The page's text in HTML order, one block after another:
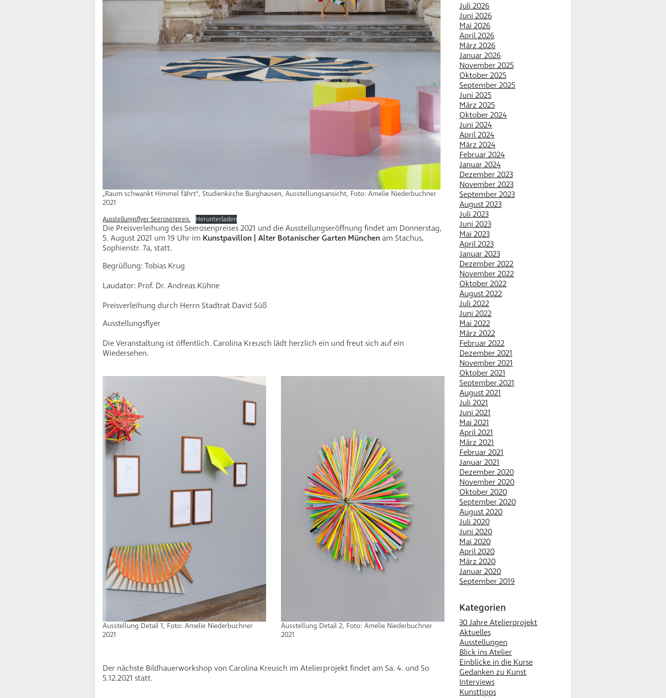
„Raum schwankt Himmel fährt“, Studienkirche Burghausen, Ausstellungsansicht, Foto: Amelie Niederbuchner
2021
Ausstellungsflyer Seerosenpreis Herunterladen
Die Preisverleihung des Seerosenpreises 2021 und die Ausstellungseröffnung findet am Donnerstag,
5. August 2021 um 19 Uhr im Kunstpavillon | Alter Botanischer Garten Münchenam Stachus,
Sophienstr. 7a, statt.
Begrüßung: Tobias Krug
Laudator: Prof. Dr. Andreas Kühne
Preisverleihung durch Herrn Stadtrat David Süß
Ausstellungsflyer
Die Veranstaltung ist öffentlich. Carolina Kreusch lädt herzlich ein und freut sich auf ein
Wiedersehen.
Ausstellung Detail 1, Foto: Amelie Niederbuchner
2021
Ausstellung Detail 2, Foto: Amelie Niederbuchner
2021
Der nächste Bildhauerworkshop von Carolina Kreusch im Atelierprojekt findet am Sa. 4. und So
5.12.2021 statt.
Juli 2026
Juni 2026
Mai 2026
April 2026
März 2026
Januar 2026
November 2025
Oktober 2025
September 2025
Juni 2025
März 2025
Oktober 2024
Juni 2024
April 2024
März 2024
Februar 2024
Januar 2024
Dezember 2023
November 2023
September 2023
August 2023
Juli 2023
Juni 2023
Mai 2023
April 2023
Januar 2023
Dezember 2022
November 2022
Oktober 2022
August 2022
Juli 2022
Juni 2022
Mai 2022
März 2022
Februar 2022
Dezember 2021
November 2021
Oktober 2021
September 2021
August 2021
Juli 2021
Juni 2021
Mai 2021
April 2021
März 2021
Februar 2021
Januar 2021
Dezember 2020
November 2020
Oktober 2020
September 2020
August 2020
Juli 2020
Juni 2020
Mai 2020
April 2020
März 2020
Januar 2020
September 2019
Kategorien
30 Jahre Atelierprojekt
Aktuelles
Ausstellungen
Blick ins Atelier
Einblicke in die Kurse
Gedanken zu Kunst
Interviews
Kunsttipps